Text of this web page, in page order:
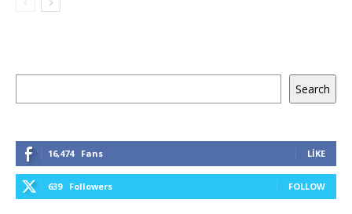
Search
16,474 Fans LIKE
639 Followers FOLLOW